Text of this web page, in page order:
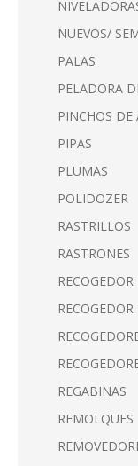
NUEVOS/
PALAS
PELADORA
PINCHOS DE
PIPAS
PLUMAS
POLIDOZER
RASTRILLOS
RASTRONES
REGABINAS
REMOLQUES